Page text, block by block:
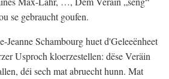
se gebraucht goufen.
Jeanne Schambourg huet d'Geleeënheet
Usproch kloerzestellen: dëse Veräin
déi sech mat abruecht hunn. Mat